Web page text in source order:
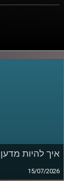
איך להיות
15/07/2026